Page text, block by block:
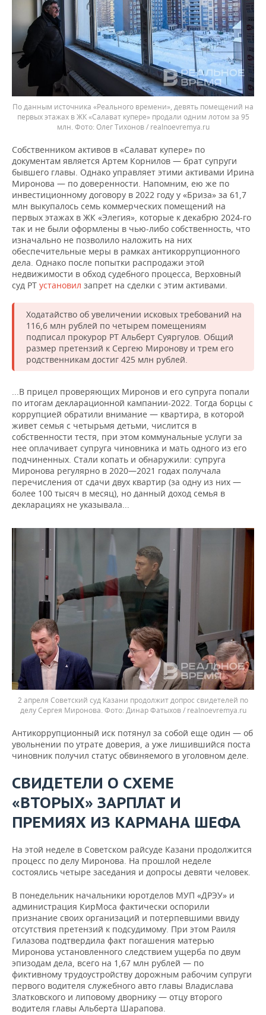
По данным источника «Реального времени», девять помещений на
первых этажах в ЖК «Салават купере» продали одним лотом за 95
млн.
Олег Тихонов / realnoevremya.ru
Собственником активов в «Салават купере» по
документам является Артем Корнилов — брат супруги
бывшего главы. Однако управляет этими активами Ирина
Миронова — по доверенности. Напомним, ею же по
инвестиционному договору в 2022 году у «Бриза» за 61,7
млн выкупалось семь коммерческих помещений на
первых этажах в ЖК «Элегия», которые к декабрю 2024-го
так и не были оформлены в чью-либо собственность, что
изначально не позволило наложить на них
обеспечительные меры в рамках антикоррупционного
дела. Однако после попытки распродажи этой
недвижимости в обход судебного процесса, Верховный
суд РТ установил запрет на сделки с этим активами.
Ходатайство об увеличении исковых требований на
116,6 млн рублей по четырем помещениям
подписал прокурор РТ Альберт Суяргулов. Общий
размер претензий к Сергею Миронову и трем его
родственникам достиг 425 млн рублей.
...В прицел проверяющих Миронов и его супруга попали
по итогам декларационной кампании-2022. Тогда борцы с
коррупцией обратили внимание — квартира, в которой
живет семья с четырьмя детьми, числится в
собственности тестя, при этом коммунальные услуги за
нее оплачивает супруга чиновника и мать одного из его
подчиненных. Стали копать и обнаружили: супруга
Миронова регулярно в 2020—2021 годах получала
перечисления от сдачи двух квартир (за одну из них —
более 100 тысяч в месяц), но данный доход семья в
декларациях не указывала...
2 апреля Советский суд Казани продолжит допрос свидетелей по
делу Сергея Миронова.
Динар Фатыхов / realnoevremya.ru
Антикоррупционный иск потянул за собой еще один — об
увольнении по утрате доверия, а уже лишившийся поста
чиновник получил статус обвиняемого в уголовном деле.
СВИДЕТЕЛИ О СХЕМЕ
«ВТОРЫХ» ЗАРПЛАТ И
ПРЕМИЯХ ИЗ КАРМАНА ШЕФА
На этой неделе в Советском райсуде Казани продолжится
процесс по делу Миронова. На прошлой неделе
состоялись четыре заседания и допросы девяти человек.
В понедельник начальники юротделов МУП «ДРЭУ» и
администрация КирМоса фактически оспорили
признание своих организаций и потерпевшими ввиду
отсутствия претензий к подсудимому. При этом Раиля
Гилазова подтвердила факт погашения матерью
Миронова установленного следствием ущерба по двум
эпизодам дела, всего на 1,67 млн рублей — по
фиктивному трудоустройству дорожным рабочим супруги
первого водителя служебного авто главы Владислава
Златковского и липовому дворнику — отцу второго
водителя главы Альберта Шарапова.